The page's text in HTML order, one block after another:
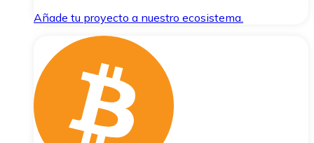
Añade tu proyecto a nuestro ecosistema.